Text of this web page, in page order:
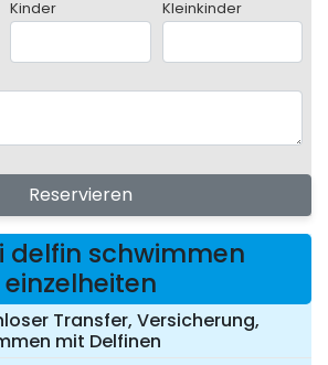
Kinder Kleinkinder
Reservieren
delfin schwimmen
einzelheiten
Transfer, Versicherung,
mit Delfinen